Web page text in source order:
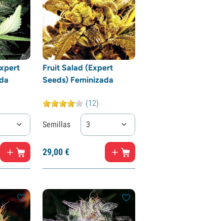
Fruit Salad (Expert
Seeds) Feminizada
(12)
Semillas 3
29,00€